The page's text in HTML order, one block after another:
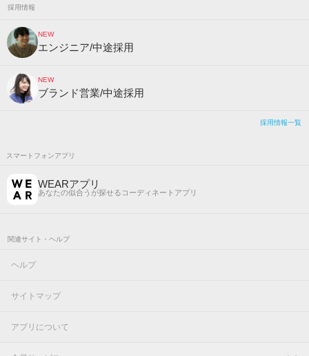
採用情報
NEW
エンジニア/中途採用
NEW
ブランド営業/中途採用
採用情報一覧
スマートフォンアプリ
WEARアプリ
あなたの似合うが探せるコーディネートアプリ
関連サイト・ヘルプ
ヘルプ
サイトマップ
アプリについて